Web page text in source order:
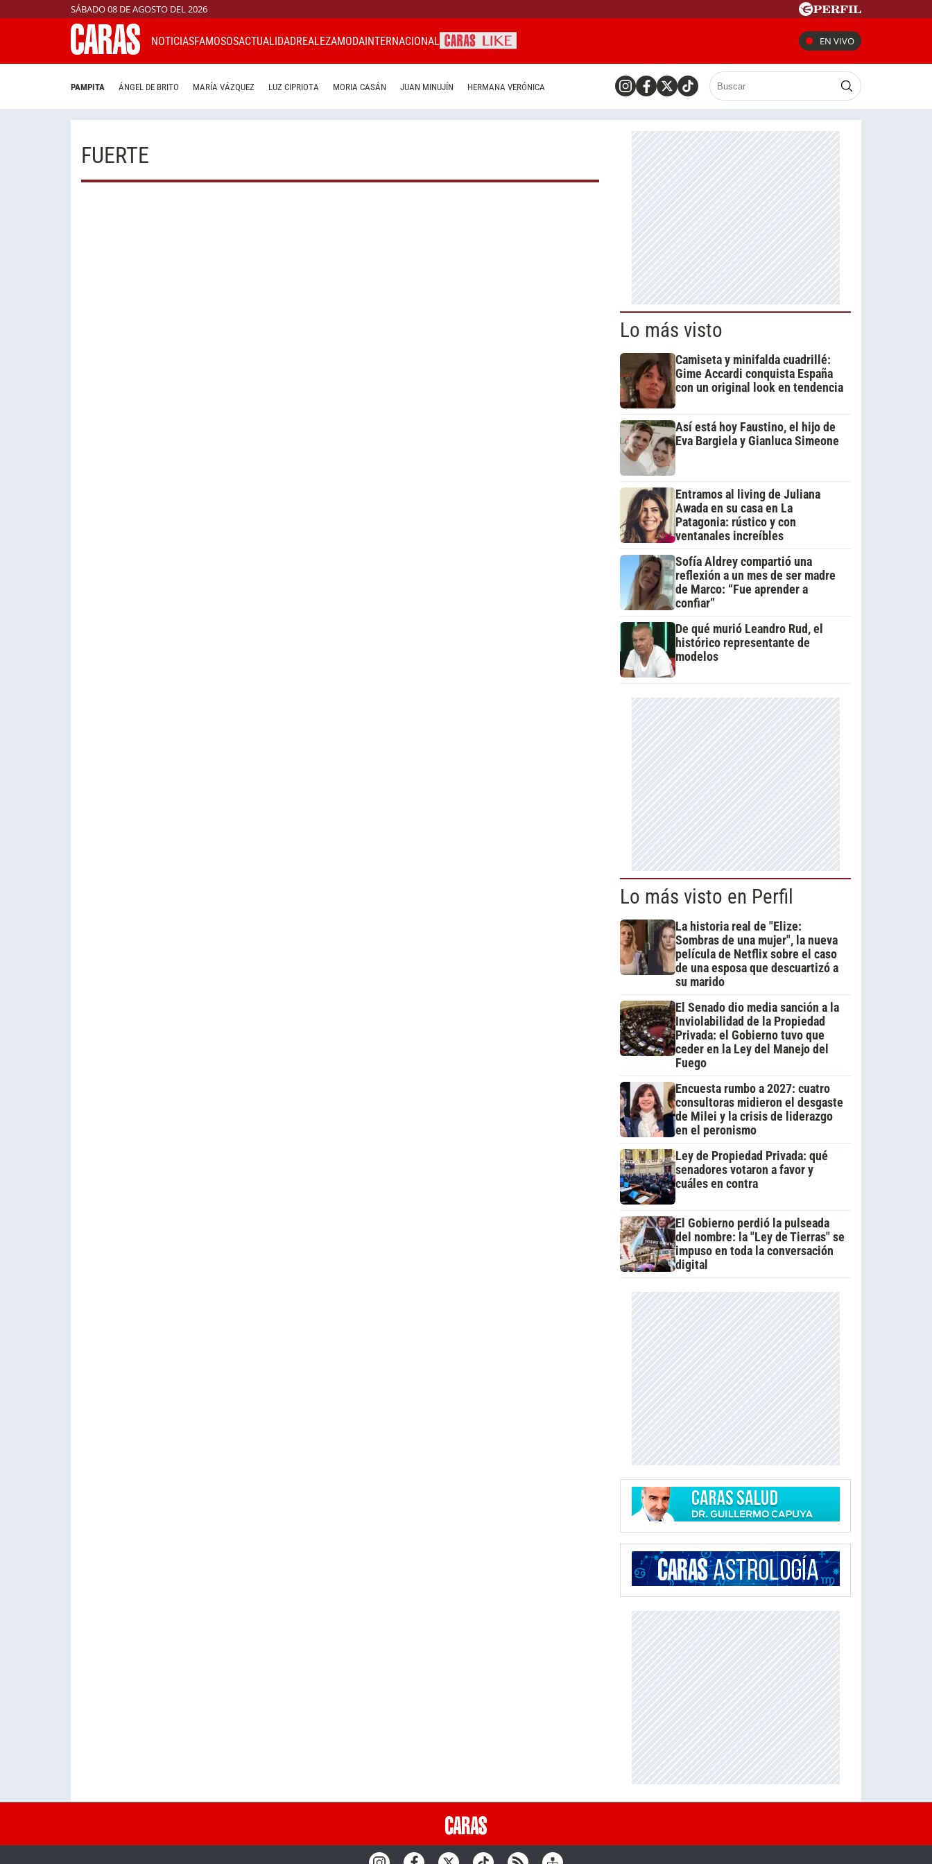
SÁBADO 08 DE AGOSTO DEL 2026
NOTICIASFAMOSOSACTUALIDADREALEZAMODAINTERNACIONAL EN VIVO
PAMPITA ÁNGEL DE BRITO MARÍA VÁZQUEZ LUZ CIPRIOTA MORIA CASÁN JUAN MINUJÍN HERMANA VERÓNICA
FUERTE
Lo más visto
Camiseta y minifalda cuadrillé:
Gime Accardi conquista España
con un original look en tendencia
Así está hoy Faustino, el hijo de
Eva Bargiela y Gianluca Simeone
Entramos al living de Juliana
Awada en su casa en La
Patagonia: rústico y con
ventanales increíbles
Sofía Aldrey compartió una
reflexión a un mes de ser madre
de Marco: “Fue aprender a
confiar”
De qué murió Leandro Rud, el
histórico representante de
modelos
Lo más visto en Perfil
La historia real de "Elize:
Sombras de una mujer", la nueva
película de Netflix sobre el caso
de una esposa que descuartizó a
su marido
El Senado dio media sanción a la
Inviolabilidad de la Propiedad
Privada: el Gobierno tuvo que
ceder en la Ley del Manejo del
Fuego
Encuesta rumbo a 2027: cuatro
consultoras midieron el desgaste
de Milei y la crisis de liderazgo
en el peronismo
Ley de Propiedad Privada: qué
senadores votaron a favor y
cuáles en contra
El Gobierno perdió la pulseada
del nombre: la "Ley de Tierras" se
impuso en toda la conversación
digital